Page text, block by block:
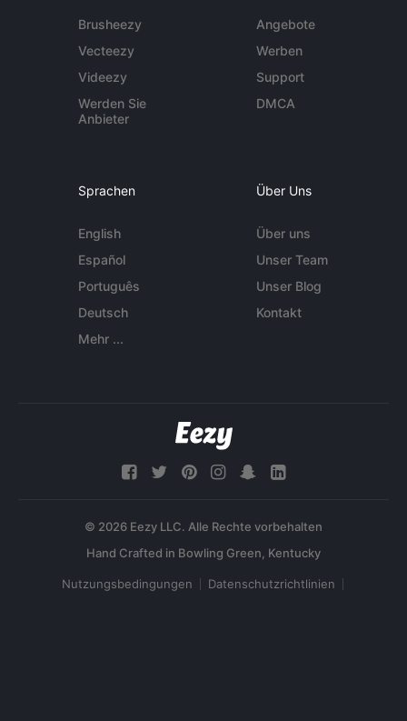
Brusheezy
Vecteezy
Videezy
Werden Sie
Anbieter
Angebote
Werben
Support
DMCA
Sprachen
English
Español
Português
Deutsch
Mehr ...
Über Uns
Über uns
Unser Team
Unser Blog
Kontakt
© 2026 Eezy LLC. Alle Rechte vorbehalten
Nutzungsbedingungen Datenschutzrichtlinien